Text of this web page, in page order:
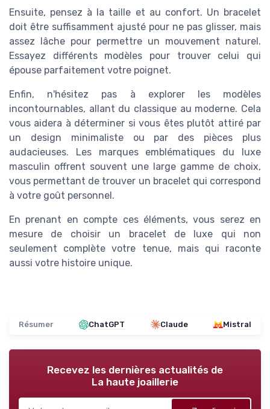
Ensuite, pensez à la taille et au confort. Un bracelet
doit être suffisamment ajusté pour ne pas glisser, mais
assez lâche pour permettre un mouvement naturel.
Essayez différents modèles pour trouver celui qui
épouse parfaitement votre poignet.
Enfin, n'hésitez pas à explorer les modèles
incontournables, allant du classique au moderne. Cela
vous aidera à déterminer si vous êtes plutôt attiré par
un design minimaliste ou par des pièces plus
audacieuses. Les marques emblématiques du luxe
masculin offrent souvent une large gamme de choix,
vous permettant de trouver un bracelet qui correspond
à votre goût personnel.
En prenant en compte ces éléments, vous serez en
mesure de choisir un bracelet de luxe qui non
seulement complète votre tenue, mais qui raconte
aussi votre histoire unique.
Résumer ChatGPT Claude Mistral
Recevez les dernières actualités de
La haute joaillerie